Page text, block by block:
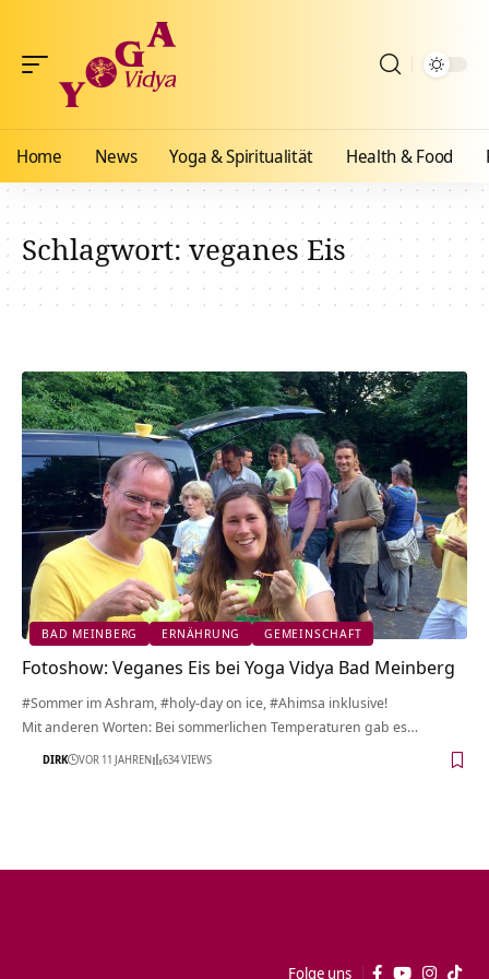
Home News Yoga & Spiritualität Health & Food
Schlagwort:veganes Eis
BAD MEINBERG ERNÄHRUNG GEMEINSCHAFT
Fotoshow: Veganes Eis bei Yoga Vidya Bad Meinberg
#Sommer im Ashram, #holy-day on ice, #Ahimsa inklusive!
Mit anderen Worten: Bei sommerlichen Temperaturen gab es…
DIRK VOR 11 JAHREN 634 VIEWS
Folge uns